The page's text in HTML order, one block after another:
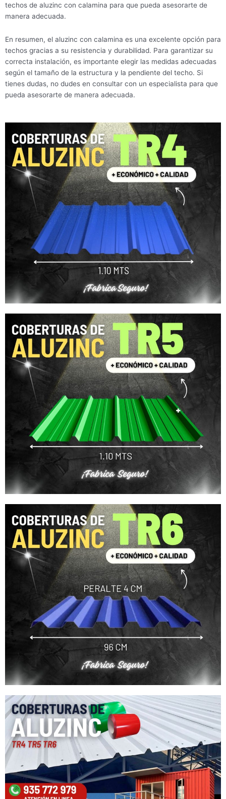
techos de aluzinc con calamina para que pueda asesorarte de
manera adecuada.
En resumen, el aluzinc con calamina es una excelente opción para
techos gracias a su resistencia y durabilidad. Para garantizar su
correcta instalación, es importante elegir las medidas adecuadas
según el tamaño de la estructura y la pendiente del techo. Si
tienes dudas, no dudes en consultar con un especialista para que
pueda asesorarte de manera adecuada.
Nuestro equipo de atención al cliente